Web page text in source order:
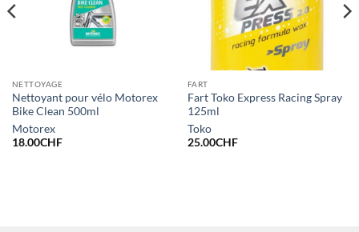
NETTOYAGE
Nettoyant pour vélo Motorex
Bike Clean 500ml
Motorex
18.00CHF
FART
Fart Toko Express Racing Spray
125ml
Toko
25.00CHF